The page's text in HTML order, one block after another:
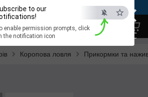
×
ESC
to our
enable permission prompts, click
the notification icon
комфортної рибалки
Коропова ловля Прикормки та